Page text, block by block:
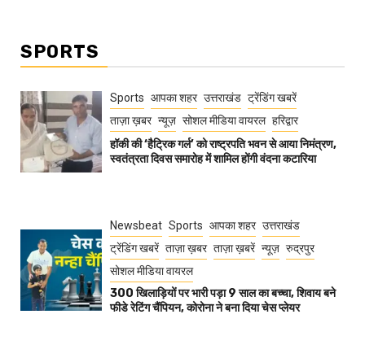
SPORTS
Sports आपका शहर उत्तराखंड ट्रेंडिंग खबरें
ताज़ा ख़बर न्यूज़ सोशल मीडिया वायरल हरिद्वार
हॉकी की ‘हैट्रिक गर्ल’ को राष्ट्रपति भवन से आया निमंत्रण,
स्वतंत्रता दिवस समारोह में शामिल होंगी वंदना कटारिया
Newsbeat Sports आपका शहर उत्तराखंड
ट्रेंडिंग खबरें ताज़ा ख़बर ताज़ा ख़बरें न्यूज़ रुद्रपुर
सोशल मीडिया वायरल
300 खिलाड़ियों पर भारी पड़ा 9 साल का बच्चा, शिवाय बने
फीडे रेटिंग चैंपियन, कोरोना ने बना दिया चेस प्लेयर